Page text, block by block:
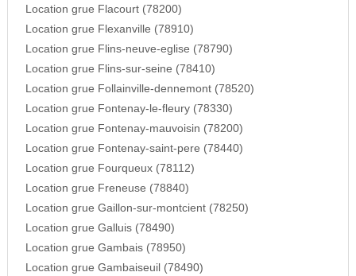
Location grue Flacourt (78200)
Location grue Flexanville (78910)
Location grue Flins-neuve-eglise (78790)
Location grue Flins-sur-seine (78410)
Location grue Follainville-dennemont (78520)
Location grue Fontenay-le-fleury (78330)
Location grue Fontenay-mauvoisin (78200)
Location grue Fontenay-saint-pere (78440)
Location grue Fourqueux (78112)
Location grue Freneuse (78840)
Location grue Gaillon-sur-montcient (78250)
Location grue Galluis (78490)
Location grue Gambais (78950)
Location grue Gambaiseuil (78490)